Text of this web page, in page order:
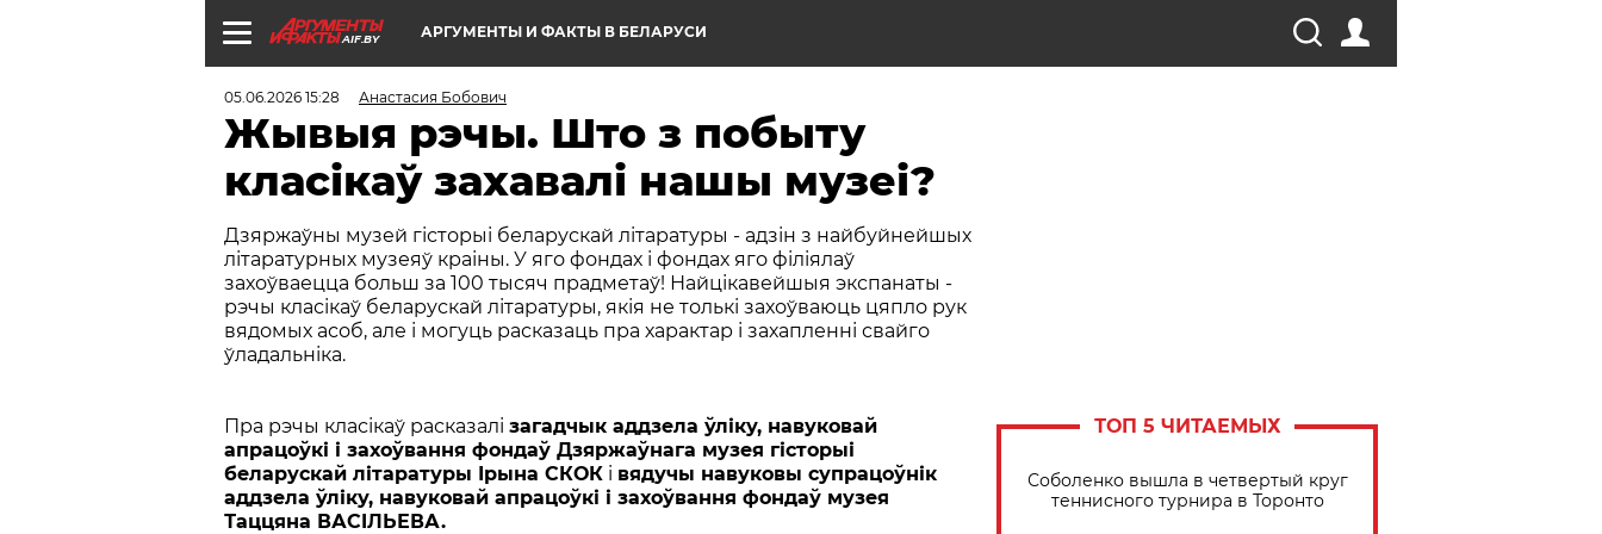
AIF.BY АРГУМЕНТЫ И ФАКТЫ В БЕЛАРУСИ
05.06.2026 15:28 Анастасия Бобович
Жывыя рэчы. Што з побыту
класікаў захавалі нашы музеі?
Дзяржаўны музей гісторыі беларускай літаратуры - адзін з найбуйнейшых
літаратурных музеяў краіны. У яго фондах і фондах яго філіялаў
захоўваецца больш за 100 тысяч прадметаў! Найцікавейшыя экспанаты -
рэчы класікаў беларускай літаратуры, якія не толькі захоўваюць цяпло рук
вядомых асоб, але і могуць расказаць пра характар і захапленні свайго
ўладальніка.
Пра рэчы класікаў расказалі загадчык аддзела ўліку, навуковай
апрацоўкі і захоўвання фондаў Дзяржаўнага музея гісторыі
беларускай літаратуры Ірына СКОК i вядучы навуковы супрацоўнік
аддзела ўліку, навуковай апрацоўкі і захоўвання фондаў музея
Таццяна ВАСIЛЬЕВА.
ТОП 5 ЧИТАЕМЫХ
Соболенко вышла в четвертый круг
теннисного турнира в Торонто